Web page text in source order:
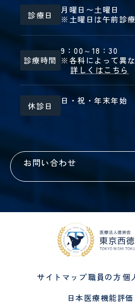
診療日
月曜日〜土曜日
※土曜日は午前診
診療時間
9：00～18：30
※各科によって異
詳しくはこちら
休診日 日・祝・年末年始
お問い合わせ
サイトマップ職員の方 個
日本医療機能評価